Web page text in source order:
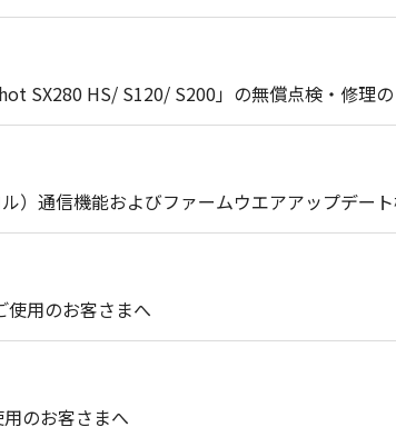
SX280 HS/ S120/ S200」の無償点検・修理の
）通信機能およびファームウエアアップデー
用のお客さまへ
のお客さまへ